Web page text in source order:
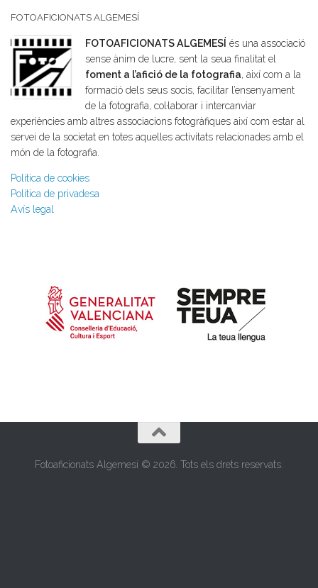
FOTOAFICIONATS ALGEMESÍ
FOTOAFICIONATS ALGEMESÍ és una associació
sense ànim de lucre, sent la seua finalitat el
foment a l’afició de la fotografia, així com a la
formació dels seus socis, facilitar l’ensenyament
de la fotografia, col·laborar i intercanviar
experiències amb altres associacions fotogràfiques així com estar al
servei de la societat en totes aquelles activitats relacionades amb el
món de la fotografia.
Política de cookies
Política de privadesa
Avís legal
Fotoaficionats Algemesí © 2026. Tots els drets reservats.